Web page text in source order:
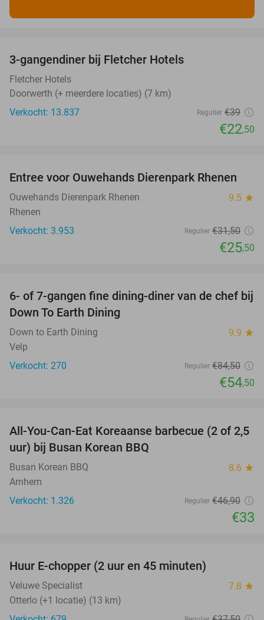
3-gangendiner bij Fletcher Hotels
Fletcher Hotels
Doorwerth (+ meerdere locaties) (7 km)
Verkocht: 13.837
Regulier €39
€22,50
19%
Entree voor Ouwehands Dierenpark Rhenen
Ouwehands Dierenpark Rhenen 9.5 star
Rhenen
Verkocht: 3.953
Regulier €31,50
€25,50
36%
6- of 7-gangen fine dining-diner van de chef bij
Down To Earth Dining
Down to Earth Dining 9.9 star
Velp
Verkocht: 270
Regulier €84,50
€54,50
30%
All-You-Can-Eat Koreaanse barbecue (2 of 2,5
uur) bij Busan Korean BBQ
Busan Korean BBQ 8.6 star
Arnhem
Verkocht: 1.326
Regulier €46,90
€33
Huur E-chopper (2 uur en 45 minuten)
Veluwe Specialist 7.8 star
Otterlo (+1 locatie) (13 km)